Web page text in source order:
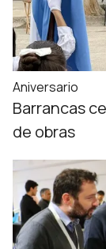
Aniversario
Barrancas
de obras